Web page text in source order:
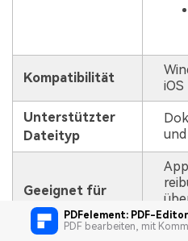
PDFelement: PDF-
PDF bearbeiten, mit
Kompatibilität
iOS
Unterstützter
Dateityp
Geeignet für